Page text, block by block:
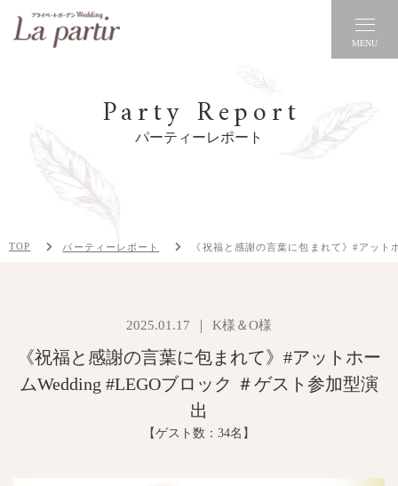
MENU
Party Report
パーティーレポート
TOP パーティーレポート 《祝福と感謝の言葉に包まれて》#アッ
2025.01.17 K様＆O様
《祝福と感謝の言葉に包まれて》#アットホー
ムWedding #LEGOブロック ＃ゲスト参加型演
出
【ゲスト数：34名】